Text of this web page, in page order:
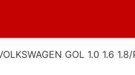
GOL 1.0 1.6 1.8/